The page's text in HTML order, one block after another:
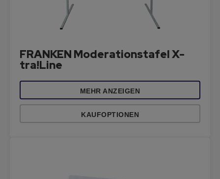
FRANKEN Moderationstafel X-
tra!Line
MEHR ANZEIGEN
KAUFOPTIONEN